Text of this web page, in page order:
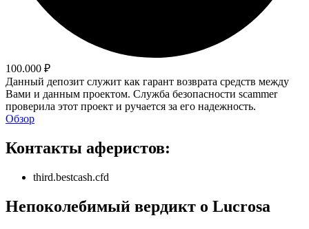
100.000 ₽
Данный депозит служит как гарант возврата средств между
Вами и данным проектом. Служба безопасности scammer
проверила этот проект и ручается за его надежность.
Обзор
Контакты аферистов:
third.bestcash.cfd
Непоколебимый вердикт о Lucrosa